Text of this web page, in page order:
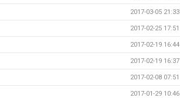
2017-03-05 21:33
2017-02-25 17:51
2017-02-19 16:44
2017-02-19 16:37
2017-02-08 07:51
2017-01-29 10:46